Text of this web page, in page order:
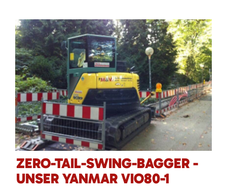
ZERO-TAIL-SWING-BAGGER -
UNSER YANMAR VIO80-1